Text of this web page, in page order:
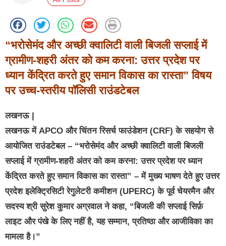
“भरोसेमंद और अच्छी क्वालिटी वाली बिजली सप्लाई में
ग्रामीण-शहरी अंतर को कम करना: उत्तर प्रदेश पर
ध्यान केंद्रित करते हुए समान विकास का रास्ता” विषय
पर उच्च-स्तरीय पॉलिसी राउंडटेबल
लखनऊ |
लखनऊ में APCO और चिंतन रिसर्च फाउंडेशन (CRF) के सहयोग से
आयोजित राउंडटेबल – “भरोसेमंद और अच्छी क्वालिटी वाली बिजली
सप्लाई में ग्रामीण-शहरी अंतर को कम करना: उत्तर प्रदेश पर ध्यान
केंद्रित करते हुए समान विकास का रास्ता” – में मुख्य भाषण देते हुए उत्तर
प्रदेश इलेक्ट्रिसिटी रेगुलेटरी कमीशन (UPERC) के पूर्व चेयरमैन और
सदस्य श्री सुरेश कुमार अग्रवाल ने कहा, “बिजली की सप्लाई सिर्फ़
लाइट और पंखे के लिए नहीं है, यह सम्मान, प्रतिष्ठा और आजीविका का
मामला है।”